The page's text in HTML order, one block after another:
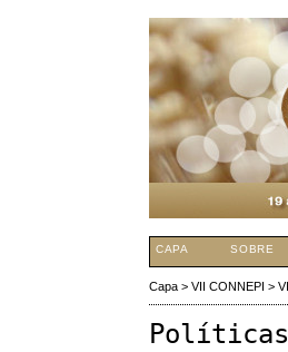
CAPA SOBRE
Capa >VII CONNEPI >